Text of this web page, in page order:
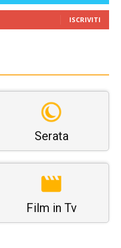
ISCRIVITI
Serata
Film in Tv